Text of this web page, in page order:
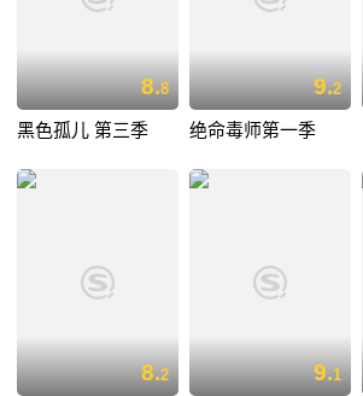
8.8
黑色孤儿 第三季
9.2
绝命毒师第一季
8.2 9.1